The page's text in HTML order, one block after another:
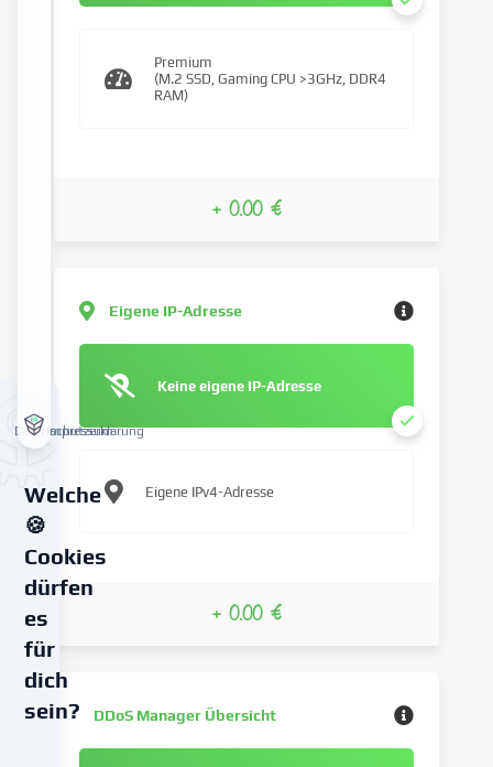
Premium
(M.2 SSD, Gaming CPU >3GHz, DDR4
RAM)
+ 0.00 €
Eigene IP-Adresse
Keine eigene IP-Adresse
Eigene IPv4-Adresse
+ 0.00 €
DDoS Manager Übersicht
Datenschutzerklärung
Impressum
Welche
🍪
Cookies
dürfen
es
für
dich
sein?